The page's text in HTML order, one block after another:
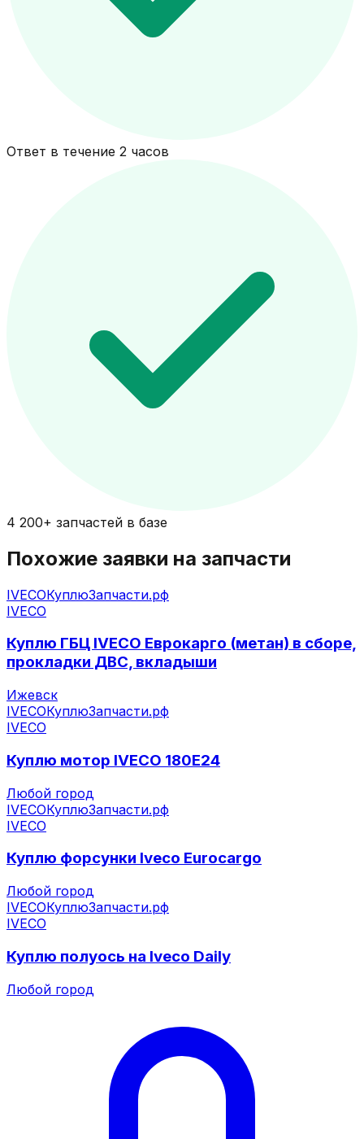
Ответ в течение 2 часов
4 200+ запчастей в базе
Похожие заявки на запчасти
IVECOКуплюЗапчасти.рф
IVECO
Куплю ГБЦ IVECO Еврокарго (метан) в сборе,
прокладки ДВС, вкладыши
Ижевск
IVECOКуплюЗапчасти.рф
IVECO
Куплю мотор IVECO 180E24
Любой город
IVECOКуплюЗапчасти.рф
IVECO
Куплю форсунки Iveco Eurocargo
Любой город
IVECOКуплюЗапчасти.рф
IVECO
Куплю полуось на Iveco Daily
Любой город